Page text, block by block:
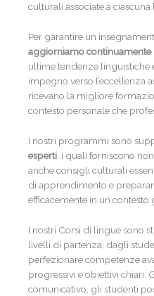
culturali associate a ciascuna
Per garantire un
aggiorniamo continuamente
ultime tendenze linguistiche
impegno verso l’eccellenza
ricevano la migliore
contesto personale che
I nostri programmi sono
esperti , i quali forniscono
anche consigli culturali
di apprendimento e
efficacemente in un contesto
I nostri Corsi di lingue sono
livelli di partenza, dagli
perfezionare competenze
progressivi e obiettivi chiari.
comunicativo, gli studenti